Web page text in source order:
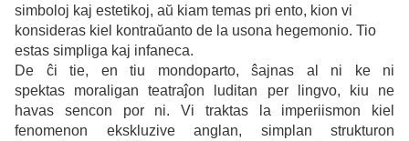
simboloj kaj estetikoj, aŭ kiam temas pri ento, kion vi
konsideras kiel kontraŭanto de la usona hegemonio. Tio
estas simpliga kaj infaneca.
De ĉi tie, en tiu mondoparto, ŝajnas al ni ke ni
spektas moraligan teatraĵon luditan per lingvo, kiu ne
havas sencon por ni. Vi traktas la imperiismon kiel
fenomenon ekskluzive anglan, simplan strukturon